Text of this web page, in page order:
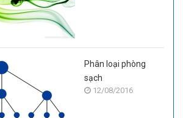
Phân loại phòng
sạch
12/08/2016